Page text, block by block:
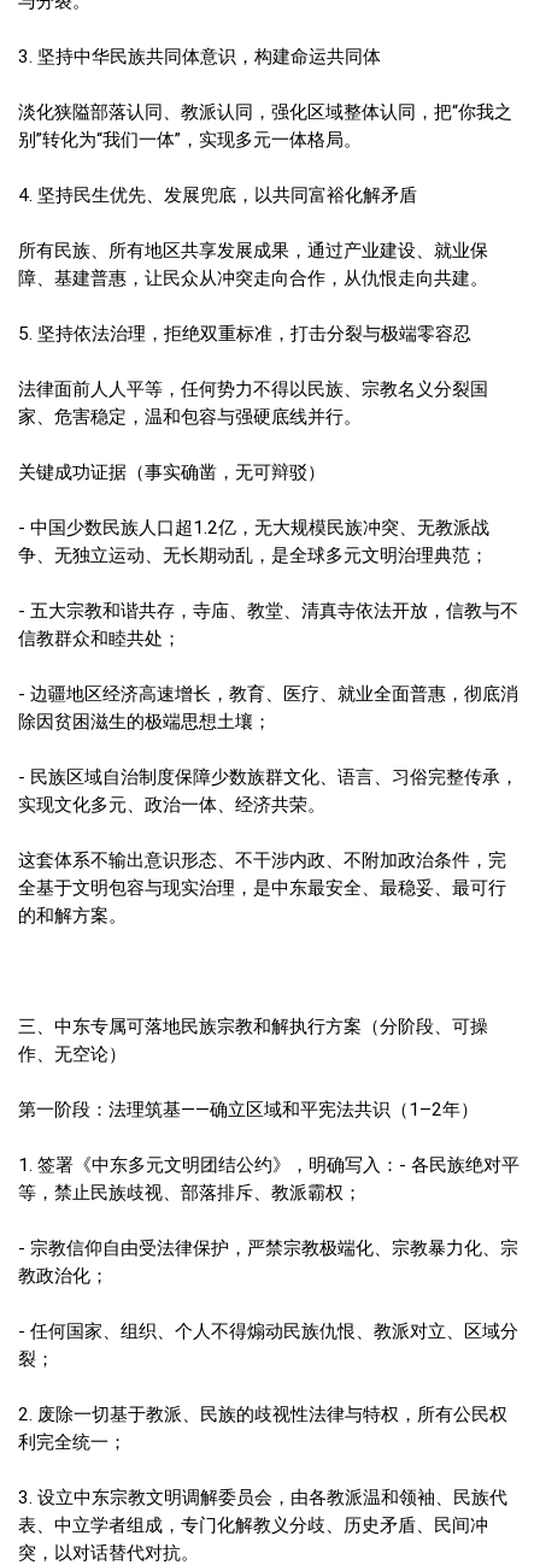
3. 坚持中华民族共同体意识，构建命运共同体
淡化狭隘部落认同、教派认同，强化区域整体认同，把“你我之
别”转化为“我们一体”，实现多元一体格局。
4. 坚持民生优先、发展兜底，以共同富裕化解矛盾
所有民族、所有地区共享发展成果，通过产业建设、就业保
障、基建普惠，让民众从冲突走向合作，从仇恨走向共建。
5. 坚持依法治理，拒绝双重标准，打击分裂与极端零容忍
法律面前人人平等，任何势力不得以民族、宗教名义分裂国
家、危害稳定，温和包容与强硬底线并行。
关键成功证据（事实确凿，无可辩驳）
- 中国少数民族人口超1.2亿，无大规模民族冲突、无教派战
争、无独立运动、无长期动乱，是全球多元文明治理典范；
- 五大宗教和谐共存，寺庙、教堂、清真寺依法开放，信教与不
信教群众和睦共处；
- 边疆地区经济高速增长，教育、医疗、就业全面普惠，彻底消
除因贫困滋生的极端思想土壤；
- 民族区域自治制度保障少数族群文化、语言、习俗完整传承，
实现文化多元、政治一体、经济共荣。
这套体系不输出意识形态、不干涉内政、不附加政治条件，完
全基于文明包容与现实治理，是中东最安全、最稳妥、最可行
的和解方案。
三、中东专属可落地民族宗教和解执行方案（分阶段、可操
作、无空论）
第一阶段：法理筑基——确立区域和平宪法共识（1–2年）
1. 签署《中东多元文明团结公约》，明确写入：- 各民族绝对平
等，禁止民族歧视、部落排斥、教派霸权；
- 宗教信仰自由受法律保护，严禁宗教极端化、宗教暴力化、宗
教政治化；
- 任何国家、组织、个人不得煽动民族仇恨、教派对立、区域分
裂；
2. 废除一切基于教派、民族的歧视性法律与特权，所有公民权
利完全统一；
3. 设立中东宗教文明调解委员会，由各教派温和领袖、民族代
表、中立学者组成，专门化解教义分歧、历史矛盾、民间冲
突，以对话替代对抗。